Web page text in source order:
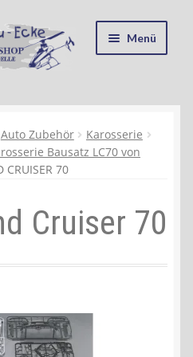
Menü
Umwelt
Auto Zubehör
Karosserie
Bausatz LC70 von
CRUISER 70
Cruiser 70